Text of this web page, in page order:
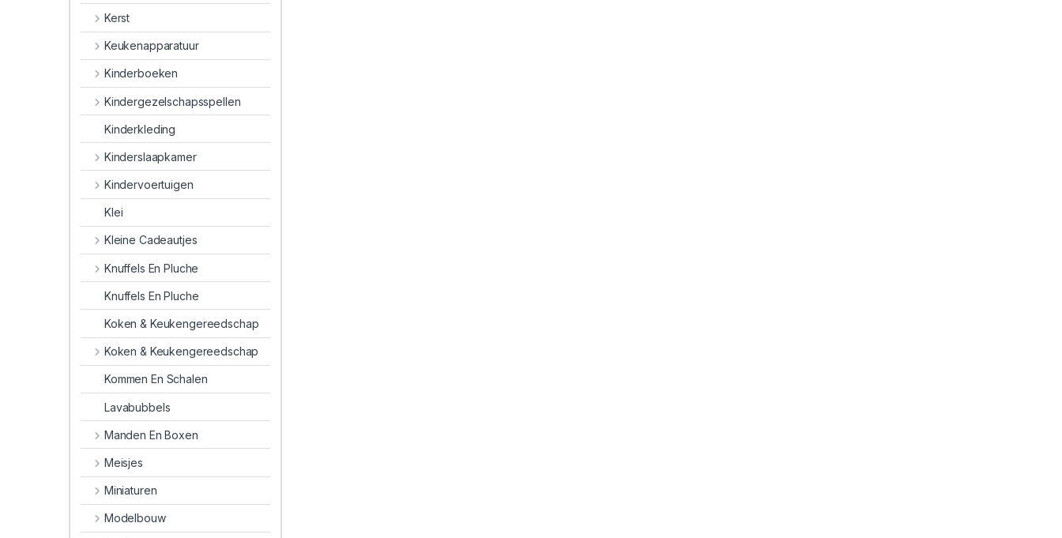
Kerst
Keukenapparatuur
Kinderboeken
Kindergezelschapsspellen
Kinderkleding
Kinderslaapkamer
Kindervoertuigen
Klei
Kleine Cadeautjes
Knuffels En Pluche
Knuffels En Pluche
Koken & Keukengereedschap
Koken & Keukengereedschap
Kommen En Schalen
Lavabubbels
Manden En Boxen
Meisjes
Miniaturen
Modelbouw